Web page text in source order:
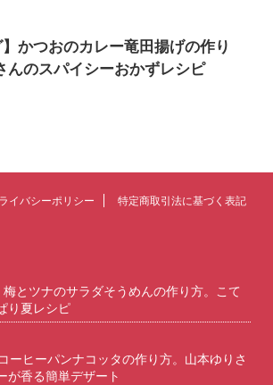
】かつおのカレー竜田揚げの作り
んのスパイシーおかずレシピ
イバシーポリシー 特定商取引法に基づく表記
梅とツナのサラダそうめんの作り方。こて
り夏レシピ
ーヒーパンナコッタの作り方。山本ゆりさ
が香る簡単デザート